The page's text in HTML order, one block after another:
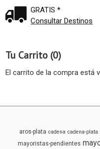
GRATIS *
Consultar Destinos
Tu Carrito (0)
El carrito de la compra está
aros-plata cadena cadena-plata
mayoristas-pendientes